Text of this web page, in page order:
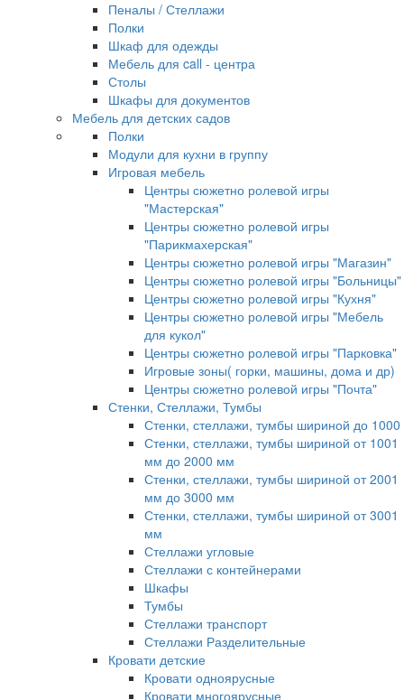
Пеналы / Стеллажи
Полки
Шкаф для одежды
Мебель для call - центра
Столы
Шкафы для документов
Мебель для детских садов
Полки
Модули для кухни в группу
Игровая мебель
Центры сюжетно ролевой игры
"Мастерская"
Центры сюжетно ролевой игры
"Парикмахерская"
Центры сюжетно ролевой игры "Магазин"
Центры сюжетно ролевой игры "Больницы"
Центры сюжетно ролевой игры "Кухня"
Центры сюжетно ролевой игры "Мебель
для кукол"
Центры сюжетно ролевой игры "Парковка"
Игровые зоны( горки, машины, дома и др)
Центры сюжетно ролевой игры "Почта"
Стенки, Стеллажи, Тумбы
Стенки, стеллажи, тумбы шириной до 1000
Стенки, стеллажи, тумбы шириной от 1001
мм до 2000 мм
Стенки, стеллажи, тумбы шириной от 2001
мм до 3000 мм
Стенки, стеллажи, тумбы шириной от 3001
мм
Стеллажи угловые
Стеллажи с контейнерами
Шкафы
Тумбы
Стеллажи транспорт
Стеллажи Разделительные
Кровати детские
Кровати одноярусные
Кровати многоярусные